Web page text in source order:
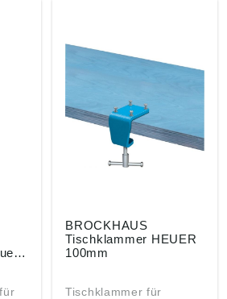
Rohrspannbacken für Ø
dnung ((EU) 2023/998):
Brockhaus Heuer
GmbH, Oestertalstr.54,
58840 Plettenberg, DE,
info@heuer.de
BROCKHAUS
Tischklammer HEUER
100mm
Tischklammer für